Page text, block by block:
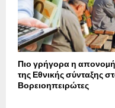
Πιο γρήγορα η απονοµή
της Εθνικής σύνταξης
Βορειοηπειρώτες